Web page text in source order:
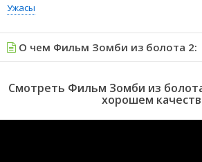
Ужасы
О чем Фильм Зомби из болота 2:
Смотреть Фильм Зомби из
хорошем